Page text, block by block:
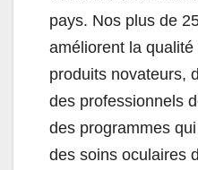
pays. Nos plus de
améliorent la
produits novateurs,
des professionnels
des programmes
des soins oculaires